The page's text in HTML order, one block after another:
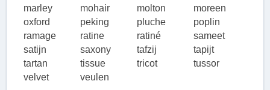
marley
mohair molton
moreen
oxford
peking pluche
poplin
ramage
ratine ratiné
sameet
satijn
saxony tafzij
tapijt
tartan
tissue tricot
tussor
velvet
veulen